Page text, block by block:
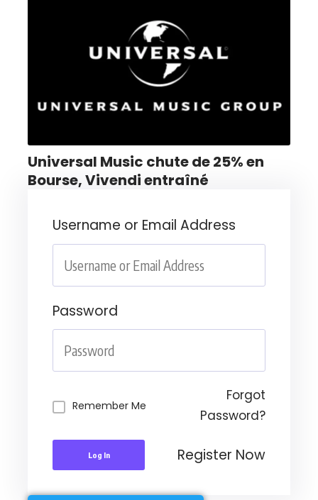
Universal Music chute de 25% en
Bourse, Vivendi entraîné
Username or Email Address
Password
Remember Me
Forgot
Password?
Log In Register Now